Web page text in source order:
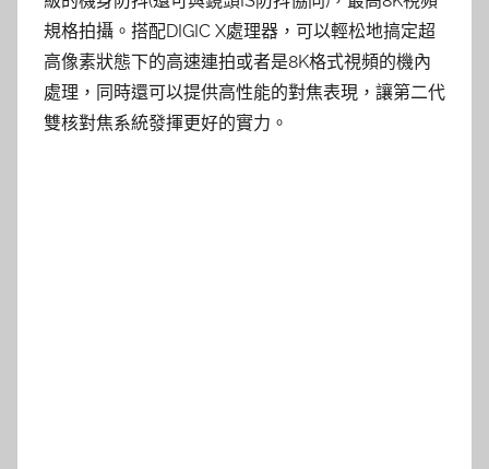
規格拍攝。搭配DIGIC X處理器，可以輕松地搞定超
高像素狀態下的高速連拍或者是8K格式視頻的機內
處理，同時還可以提供高性能的對焦表現，讓第二代
雙核對焦系統發揮更好的實力。